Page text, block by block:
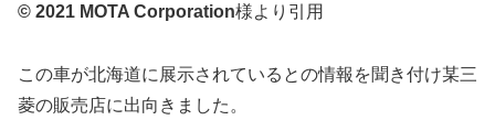
© 2021 MOTA Corporation様より引用
この車が北海道に展示されているとの情報を聞き付け某三
菱の販売店に出向きました。